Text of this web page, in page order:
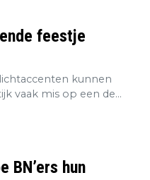
feestje
kunnen
vaak mis op een de...
BN’ers hun